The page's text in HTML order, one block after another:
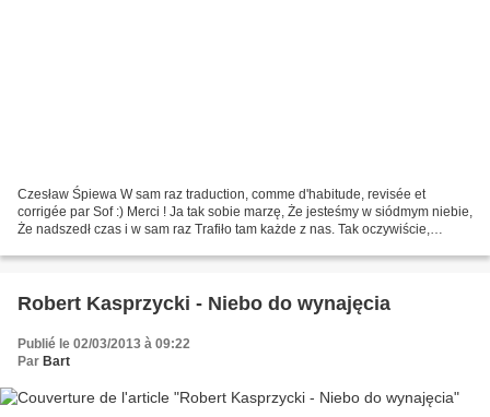
Czesław Śpiewa W sam raz traduction, comme d'habitude, revisée et
corrigée par Sof :) Merci ! Ja tak sobie marzę, Że jesteśmy w siódmym niebie,
Że nadszedł czas i w sam raz Trafiło tam każde z nas. Tak oczywiście,
Robert Kasprzycki - Niebo do wynajęcia
Publié le 02/03/2013 à 09:22
Par Bart